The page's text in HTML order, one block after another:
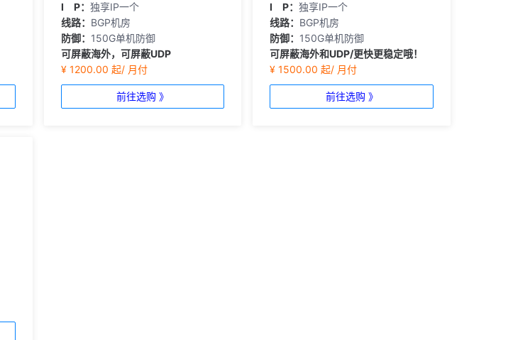
I P： 独享IP一个
线路： BGP机房
防御： 150G单机防御
可屏蔽海外，可屏蔽UDP
¥ 1200.00 起/ 月付
前往选购 》
I P：独享IP一个
线路： BGP机房
防御： 150G单机防御
可屏蔽海外和UDP/更快更稳定哦！
¥ 1500.00 起/ 月付
前往选购 》